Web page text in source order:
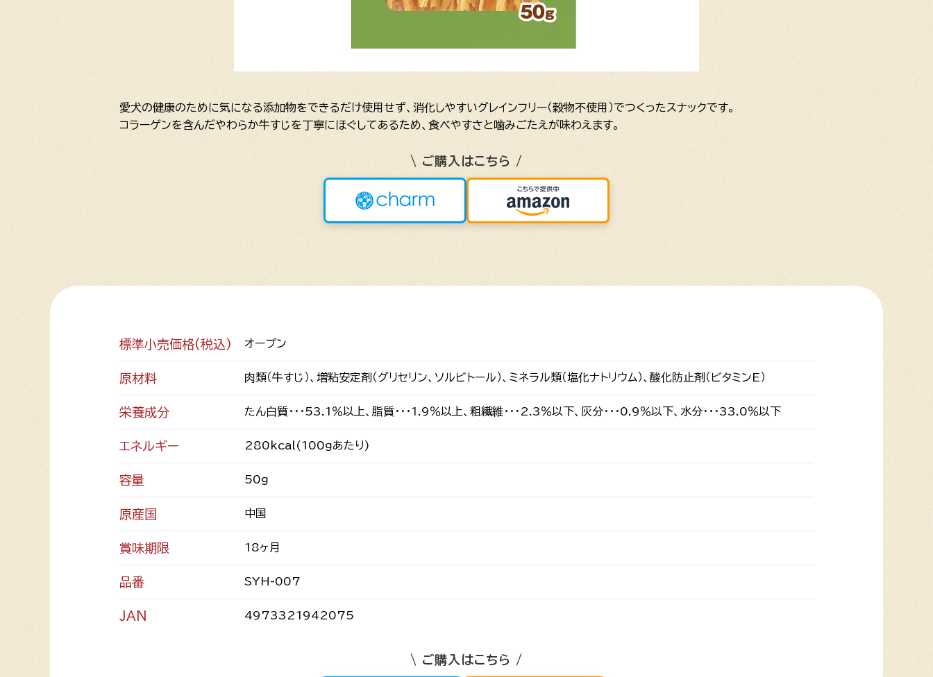
愛犬の健康のために気になる添加物をできるだけ使用せず、消化しやすいグレインフリー（穀物不使用）でつくったスナックです。
コラーゲンを含んだやわらか牛すじを丁寧にほぐしてあるため、食べやすさと噛みごたえが味わえます。
\ ご購入はこちら /
標準小売価格(税込) オープン
原材料 肉類（牛すじ）、増粘安定剤（グリセリン、ソルビトール）、ミネラル類（塩化ナトリウム）、酸化防止剤（ビタミンE）
栄養成分 たん白質・・・53.1％以上、脂質・・・1.9％以上、粗繊維・・・2.3％以下、灰分・・・0.9％以下、水分・・・33.0％以下
エネルギー 280kcal(100ｇあたり)
容量 50ｇ
原産国 中国
賞味期限 18ヶ月
品番 SYH-007
JAN 4973321942075
\ ご購入はこちら /